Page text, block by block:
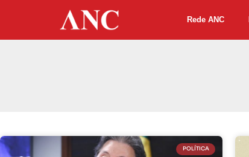
Rede ANC
POLÍTICA